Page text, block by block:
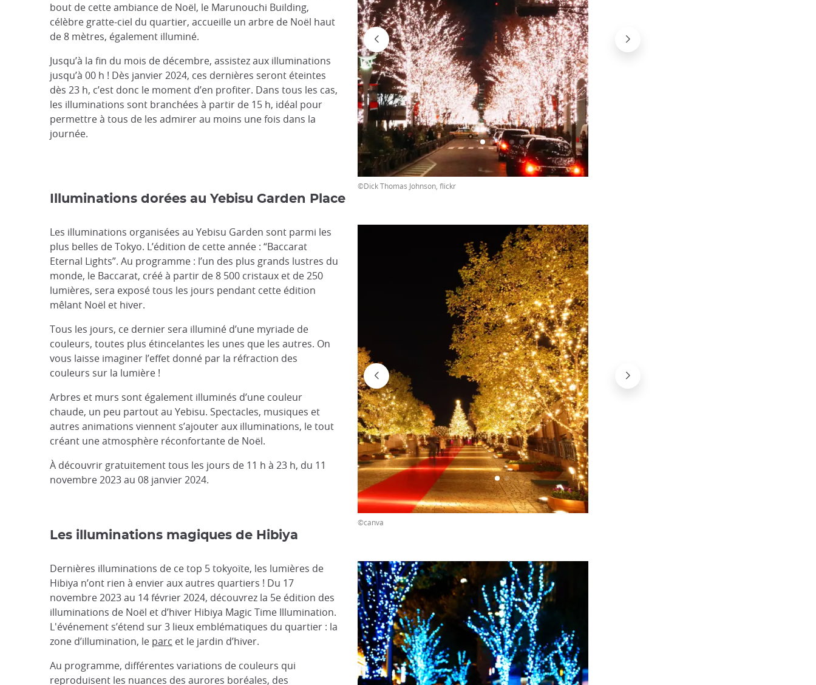
bout de cette ambiance de Noël, le Marunouchi Building,
célèbre gratte-ciel du quartier, accueille un arbre de Noël haut
de 8 mètres, également illuminé.
Jusqu’à la fin du mois de décembre, assistez aux illuminations
jusqu’à 00 h ! Dès janvier 2024, ces dernières seront éteintes
dès 23 h, c’est donc le moment d’en profiter. Dans tous les cas,
les illuminations sont branchées à partir de 15 h, idéal pour
permettre à tous de les admirer au moins une fois dans la
journée.
©Dick Thomas Johnson, flickr
Illuminations dorées au Yebisu Garden Place
Les illuminations organisées au Yebisu Garden sont parmi les
plus belles de Tokyo. L’édition de cette année : “Baccarat
Eternal Lights”. Au programme : l’un des plus grands lustres du
monde, le Baccarat, créé à partir de 8 500 cristaux et de 250
lumières, sera exposé tous les jours pendant cette édition
mêlant Noël et hiver.
Tous les jours, ce dernier sera illuminé d’une myriade de
couleurs, toutes plus étincelantes les unes que les autres. On
vous laisse imaginer l’effet donné par la réfraction des
couleurs sur la lumière !
Arbres et murs sont également illuminés d’une couleur
chaude, un peu partout au Yebisu. Spectacles, musiques et
autres animations viennent s’ajouter aux illuminations, le tout
créant une atmosphère réconfortante de Noël.
À découvrir gratuitement tous les jours de 11 h à 23 h, du 11
novembre 2023 au 08 janvier 2024.
©canva
Les illuminations magiques de Hibiya
Dernières illuminations de ce top 5 tokyoïte, les lumières de
Hibiya n’ont rien à envier aux autres quartiers ! Du 17
novembre 2023 au 14 février 2024, découvrez la 5e édition des
illuminations de Noël et d’hiver Hibiya Magic Time Illumination.
L'événement s’étend sur 3 lieux emblématiques du quartier : la
zone d’illumination, le parc et le jardin d’hiver.
Au programme, différentes variations de couleurs qui
reproduisent les nuances des aurores boréales, des